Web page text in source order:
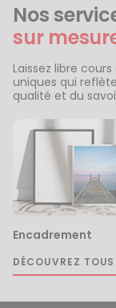
Nos
sur
Laissez libre
uniques qui
qualité et du
Encadrement
DÉCOUVREZ